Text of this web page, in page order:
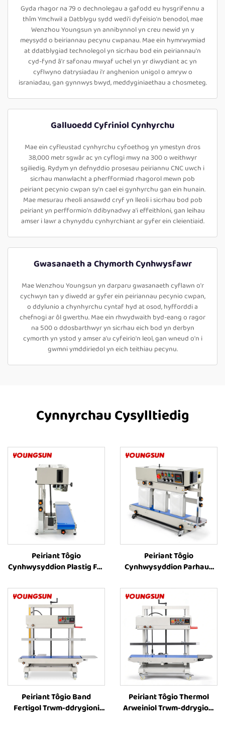
Gyda rhagor na 79 o dechnolegau a gafodd eu hysgrifennu a
thîm Ymchwil a Datblygu sydd wedi'i dyfeisio'n benodol, mae
Wenzhou Youngsun yn annibynnol yn creu newid yn y
meysydd o beiriannau pecynu cwpanau. Mae ein hymrwymiad
at ddatblygiad technolegol yn sicrhau bod ein peiriannau'n
cyd-fynd â'r safonau mwyaf uchel yn yr diwydiant ac yn
cyflwyno datrysiadau i'r anghenion unigol o amryw o
israniadau, gan gynnwys bwyd, meddyginiaethau a chosmeteg.
Galluoedd Cyfriniol Cynhyrchu
Mae ein cyfleustad cynhyrchu cyfoethog yn ymestyn dros
38,000 metr sgwâr ac yn cyflogi mwy na 300 o weithwyr
sgiliedig. Rydym yn defnyddio prosesau peiriannu CNC uwch i
sicrhau manwlacht a pherfformiad rhagorol mewn pob
peiriant pecynio cwpan sy'n cael ei gynhyrchu gan ein hunain.
Mae mesurau rheoli ansawdd cryf yn lleoli i sicrhau bod pob
peiriant yn perfformio'n ddibynadwy a'i effeithloni, gan leihau
amser i lawr a chynyddu cynhyrchiant ar gyfer ein cleientiaid.
Gwasanaeth a Chymorth Cynhwysfawr
Mae Wenzhou Youngsun yn darparu gwasanaeth cyflawn o'r
cychwyn tan y diwedd ar gyfer ein peiriannau pecynio cwpan,
o ddylunio a chynhyrchu cyntaf hyd at osod, hyfforddi a
chefnogi ar ôl gwerthu. Mae ein rhwydwaith byd-eang o ragor
na 500 o ddosbarthwyr yn sicrhau eich bod yn derbyn
cymorth yn ystod y amser a'u cyfeirio'n leol, gan wneud o'n i
gwmni ymddiriedol yn eich teithiau pecynu.
Cynnyrchau Cysylltiedig
Peiriant Tôgio
Cynhwysyddion Plastig FR-
Fertigol, Pris Peiriant Tôgio
Thermol ar gyfer
Cynhwysyddion Plastig
Peiriant Tôgio
Cynhwysyddion Parhaus
Lliw Caled ar
Cynhwysyddion Parhaus
Fertigol, Peiriant Tôgio
Cynhwysyddion Llif,
Peiriant Tôgio
Cynhwysyddion Coffi
Peiriant Tôgio Band
Fertigol Trwm-ddrygioni
Peiriant Tôgio Thermol
Arweiniol Trwm-ddrygioni